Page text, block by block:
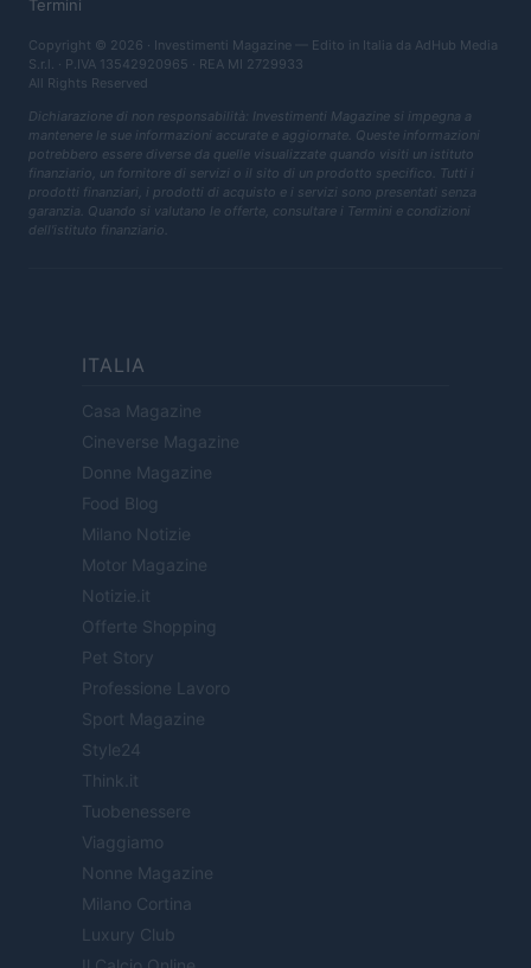
Termini
Copyright © 2026 · Investimenti Magazine — Edito in Italia da AdHub Media
S.r.l. · P.IVA 13542920965 · REA MI 2729933
All Rights Reserved
Dichiarazione di non responsabilità: Investimenti Magazine si impegna a
mantenere le sue informazioni accurate e aggiornate. Queste informazioni
potrebbero essere diverse da quelle visualizzate quando visiti un istituto
finanziario, un fornitore di servizi o il sito di un prodotto specifico. Tutti i
prodotti finanziari, i prodotti di acquisto e i servizi sono presentati senza
garanzia. Quando si valutano le offerte, consultare i Termini e condizioni
dell'istituto finanziario.
ITALIA
Casa Magazine
Cineverse Magazine
Donne Magazine
Food Blog
Milano Notizie
Motor Magazine
Notizie.it
Offerte Shopping
Pet Story
Professione Lavoro
Sport Magazine
Style24
Think.it
Tuobenessere
Viaggiamo
Nonne Magazine
Milano Cortina
Luxury Club